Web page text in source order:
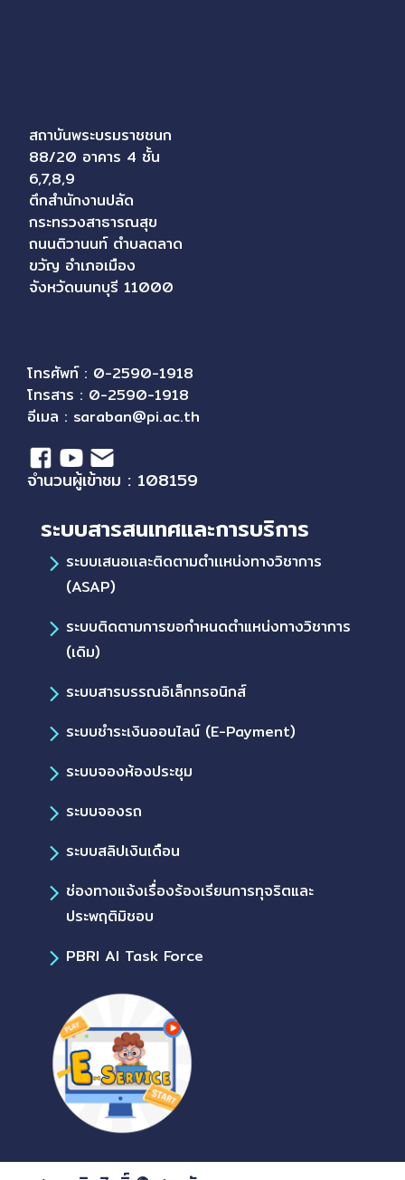
สถาบันพระบรมราชชนก
88/20 อาคาร 4 ชั้น
6,7,8,9
ตึกสำนักงานปลัด
กระทรวงสาธารณสุข
ถนนติวานนท์ ตำบลตลาด
ขวัญ อำเภอเมือง
จังหวัดนนทบุรี 11000
โทรศัพท์ : 0-2590-1918
โทรสาร : 0-2590-1918
อีเมล : saraban@pi.ac.th
จำนวนผู้เข้าชม : 108159
ระบบสารสนเทศและการบริการ
ระบบเสนอเเละติดตามตำเเหน่งทางวิชาการ
(ASAP)
ระบบติดตามการขอกำหนดตำแหน่งทางวิชาการ
(เดิม)
ระบบสารบรรณอิเล็กทรอนิกส์
ระบบชำระเงินออนไลน์ (E-Payment)
ระบบจองห้องประชุม
ระบบจองรถ
ระบบสลิปเงินเดือน
ช่องทางแจ้งเรื่องร้องเรียนการทุจริตและ
ประพฤติมิชอบ
PBRI AI Task Force